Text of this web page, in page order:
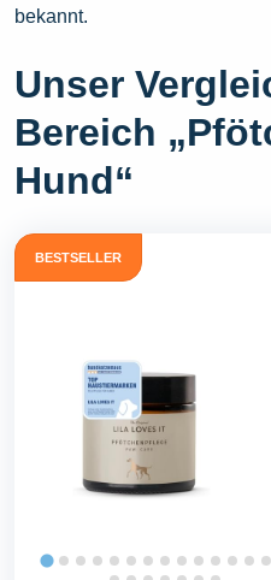
bekannt.
Unser
Bereich
Hund“
BESTSELLER